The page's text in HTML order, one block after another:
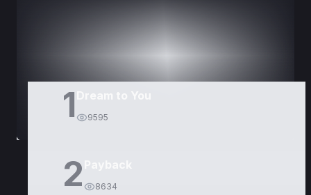
1 9595
2 8634